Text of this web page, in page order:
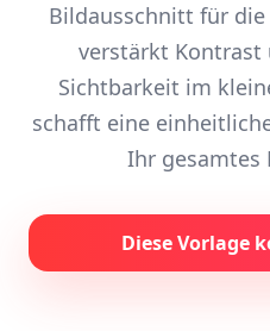
Bildausschnitt für
verstärkt Kontrast
Sichtbarkeit im
schafft eine
Ihr gesamtes
Diese Vorlage